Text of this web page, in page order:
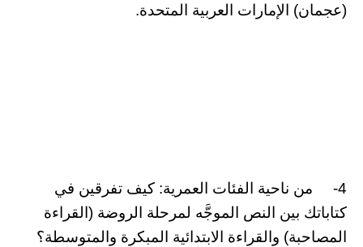
(عجمان) الإمارات العربية المتحدة.
4- من ناحية الفئات العمرية: كيف تفرقين في
كتاباتك بين النص الموجَّه لمرحلة الروضة (القراءة
المصاحبة) والقراءة الابتدائية المبكرة والمتوسطة؟